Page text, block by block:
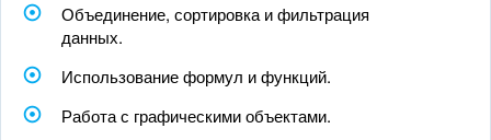
Объединение, сортировка и фильтрация
данных.
Использование формул и функций.
Работа с графическими объектами.